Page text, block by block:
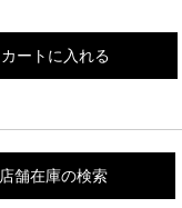
カートに入れる
店舗在庫の検索